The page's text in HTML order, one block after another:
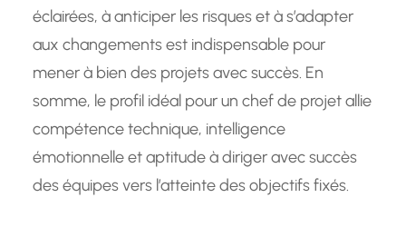
éclairées, à anticiper les risques et à s’adapter
aux changements est indispensable pour
mener à bien des projets avec succès. En
somme, le profil idéal pour un chef de projet allie
compétence technique, intelligence
émotionnelle et aptitude à diriger avec succès
des équipes vers l’atteinte des objectifs fixés.